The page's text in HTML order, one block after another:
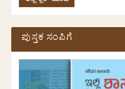
ಪುಸ್ತಕ ಸಂಪಿಗೆ